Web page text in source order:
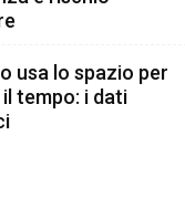
usa lo spazio per
tempo: i dati